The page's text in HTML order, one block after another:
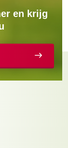
en krijg